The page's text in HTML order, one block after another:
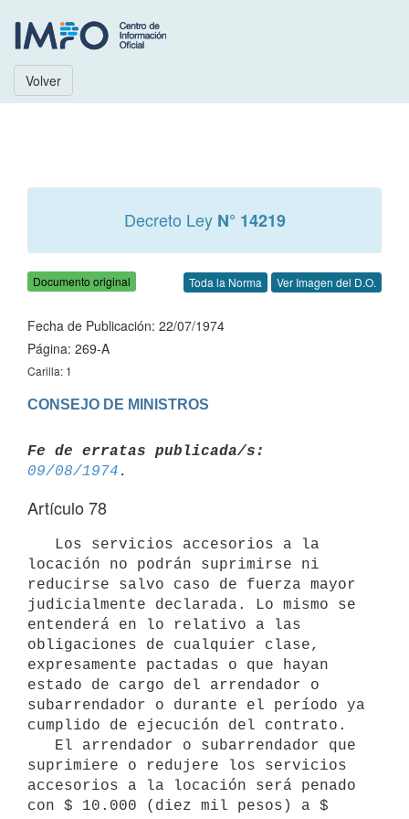
Volver
Decreto Ley N° 14219
Documento original Toda la Norma Ver Imagen del D.O.
Fecha de Publicación: 22/07/1974
Página: 269-A
Carilla: 1
CONSEJO DE MINISTROS
Fe de erratas publicada/s:
09/08/1974
Artículo 78
locación no podrán suprimirse ni
reducirse salvo caso de fuerza mayor
judicialmente declarada. Lo mismo se
entenderá en lo relativo a las
obligaciones de cualquier clase,
expresamente pactadas o que hayan
estado de cargo del arrendador o
subarrendador o durante el período ya
cumplido de ejecución del contrato.
suprimiere o redujere los servicios
accesorios a la locación será penado
con $ 10.000 (diez mil pesos) a $